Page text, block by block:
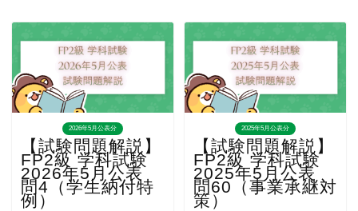
2026年5月公表分
【試験問題解説】
FP2級 学科試験
2026年5月公表
問4（学生納付特
例）
2025年5月公表分
【試験問題解説】
FP2級 学科試験
2025年5月公表
問60（事業承継対
策）